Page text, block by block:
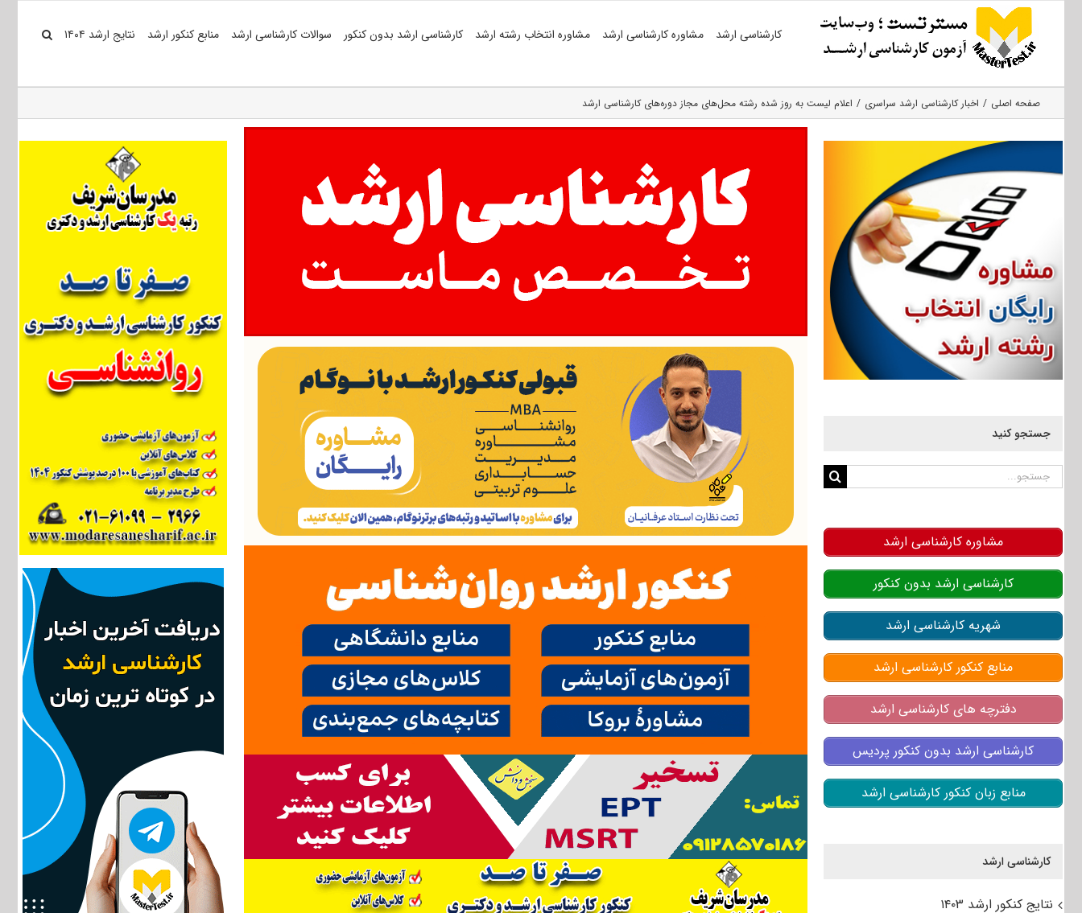
کارشناسی ارشد مشاوره کارشناسی ارشد مشاوره انتخاب رشته ارشد کارشناسی ارشد بدون کنکور سوالات کارشناسی ارشد منابع کنکور ارشد نتایج ارشد ۱۴۰۴
صفحه اصلی اخبار کارشناسی ارشد سراسری اعلام لیست به روز شده رشته محل‌های مجاز دوره‌های کارشناسی ارشد
جستجو کنید
جستجو
مشاوره کارشناسی ارشد
کارشناسی ارشد بدون کنکور
شهریه کارشناسی ارشد
منابع کنکور کارشناسی ارشد
دفترچه های کارشناسی ارشد
کارشناسی ارشد بدون کنکور پردیس
منابع زبان کنکور کارشناسی ارشد
کارشناسی ارشد
نتایج کنکور ارشد ۱۴۰۳